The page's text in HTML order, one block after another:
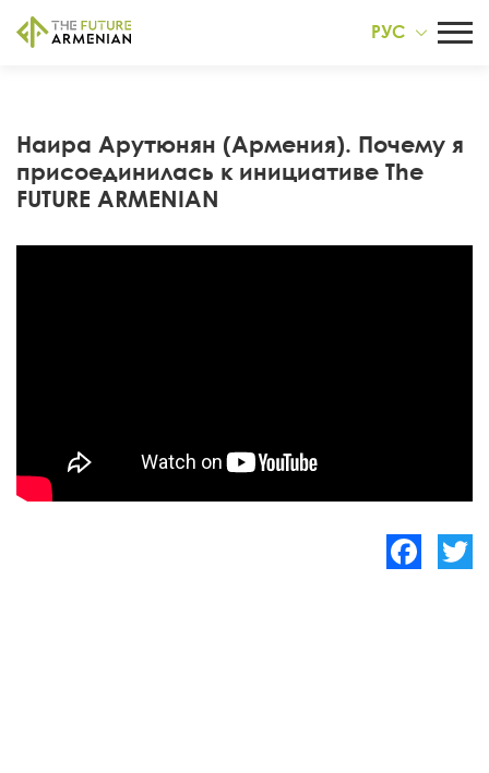
РУС
Наира Арутюнян (Армения). Почему я
присоединилась к инициативе The
FUTURE ARMENIAN